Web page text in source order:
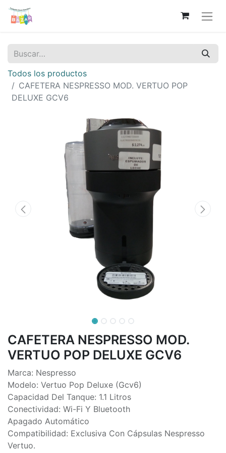
Todos los productos
CAFETERA NESPRESSO MOD. VERTUO POP
DELUXE GCV6
CAFETERA NESPRESSO MOD.
VERTUO POP DELUXE GCV6
Marca: Nespresso
Modelo: Vertuo Pop Deluxe (Gcv6)
Capacidad Del Tanque: 1.1 Litros
Conectividad: Wi-Fi Y Bluetooth
Apagado Automático
Compatibilidad: Exclusiva Con Cápsulas Nespresso
Vertuo.